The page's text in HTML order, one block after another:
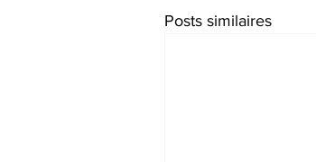
Posts similaires